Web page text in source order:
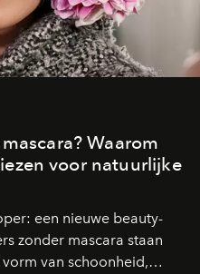
Waarom
voor natuurlijke
een nieuwe beauty-
zonder mascara staan
van schoonheid,